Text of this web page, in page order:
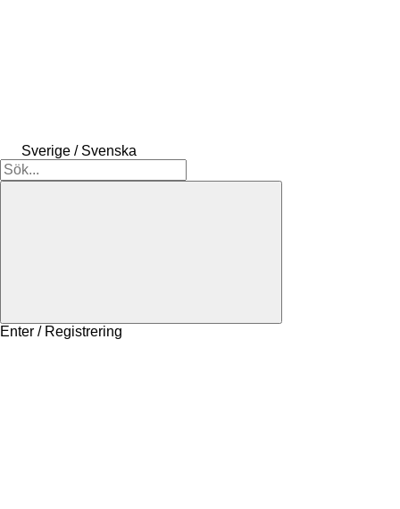
Sverige / Svenska
Enter / Registrering